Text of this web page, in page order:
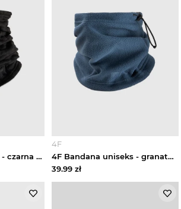
sportowe męskie
sportowe męskie
męskie
męskie
4F Bandana uniseks - czarna Uniwersalny
4F
4F Bandana uniseks - granatowa Uniwersalny
39.99 zł